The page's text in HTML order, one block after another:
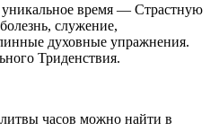
время — Страстную
служение,
духовные упражнения.
Триденствия.
часов можно найти в